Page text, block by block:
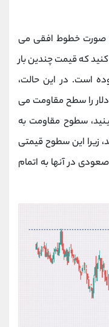
صورت خطوط افقی می
که قیمت چندین بار
دلار ناتوان بوده است. در این حالت،
معامله گران سطح قیمت نزدیک به 39 دلار را سطح مقاومت می
سطوح مقاومت به
زیرا این سطوح قیمتی
در آنها به اتمام